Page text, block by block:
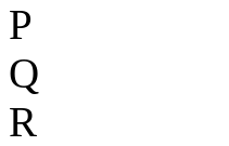
P
Q
R